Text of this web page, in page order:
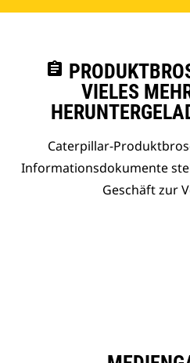
assignment
VIELES
Caterpillar-
Informationsdokumente
Geschäft zur